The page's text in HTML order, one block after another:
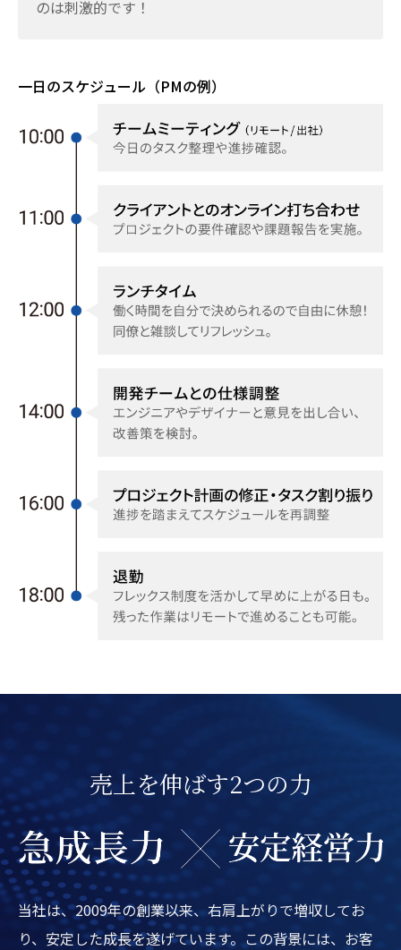
のは刺激的です！
一日のスケジュール（PMの例）
売上を伸ばす2つの力
当社は、2009年の創業以来、右肩上がりで増収してお
り、安定した成長を遂げています。この背景には、お客